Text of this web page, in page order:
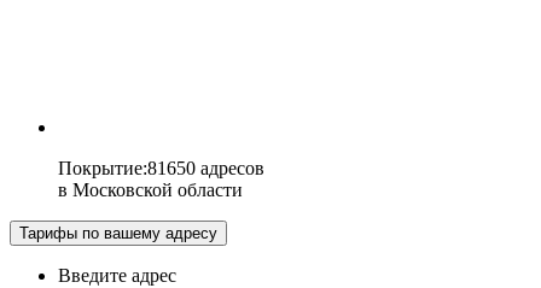
Покрытие:81650 адресов
в Московской области
Тарифы по вашему адресу
Введите адрес